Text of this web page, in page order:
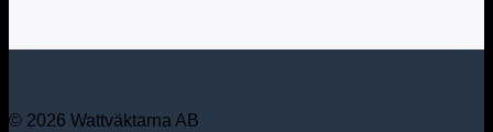
© 2026 Wattväktarna AB